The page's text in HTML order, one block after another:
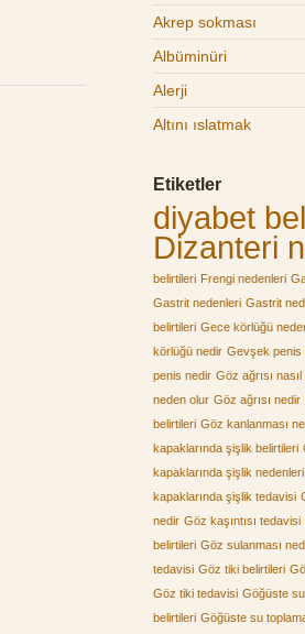
Akrep sokması
Albüminüri
Alerji
Altını ıslatmak
Etiketler
diyabet
Dizanteri
belirtileri Frengi nedenleri
Gastrit nedenleri Gastrit
belirtileri Gece körlüğü
körlüğü nedir Gevşek penis
penis nedir Göz ağrısı
neden olur Göz ağrısı nedir
belirtileri Göz kanlanması
kapaklarında şişlik belirtileri
kapaklarında şişlik nedenleri
kapaklarında şişlik tedavisi
nedir Göz kaşıntısı tedavisi
belirtileri Göz sulanması
tedavisi Göz tiki belirtileri
Göz tiki tedavisi Göğüste su
belirtileri Göğüste su